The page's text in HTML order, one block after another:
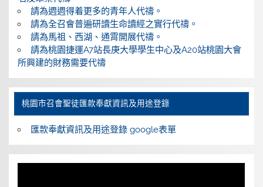
請為週週得着更多的青年人代禱。
請為全召會普遍研讀生命讀經之實行代禱。
請為馬祖、西湖、通霄開展代禱。
請為桃園捷運A7站長庚大學學生中心及A20站桃園大會
所興建的財務需要代禱
桃園巿召會聖徒匯款奉獻資訊及用途登錄
匯款奉獻資訊及用途登錄 google表單